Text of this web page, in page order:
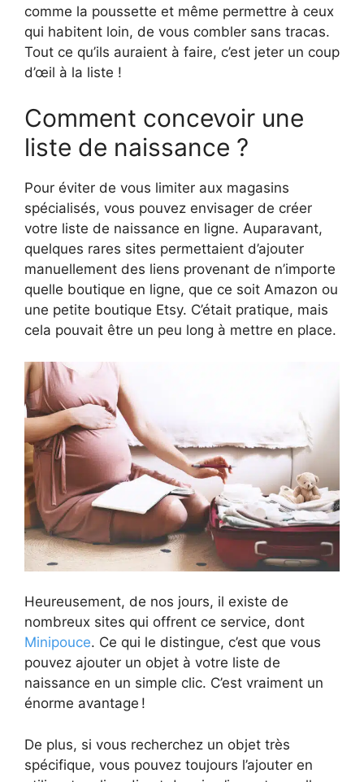
comme la poussette et même permettre à ceux
qui habitent loin, de vous combler sans tracas.
Tout ce qu’ils auraient à faire, c’est jeter un coup
d’œil à la liste !
Comment concevoir une
liste de naissance ?
Pour éviter de vous limiter aux magasins
spécialisés, vous pouvez envisager de créer
votre liste de naissance en ligne. Auparavant,
quelques rares sites permettaient d’ajouter
manuellement des liens provenant de n’importe
quelle boutique en ligne, que ce soit Amazon ou
une petite boutique Etsy. C’était pratique, mais
cela pouvait être un peu long à mettre en place.
Heureusement, de nos jours, il existe de
nombreux sites qui offrent ce service, dont
Minipouce. Ce qui le distingue, c’est que vous
pouvez ajouter un objet à votre liste de
naissance en un simple clic. C’est vraiment un
énorme avantage !
De plus, si vous recherchez un objet très
spécifique, vous pouvez toujours l’ajouter en